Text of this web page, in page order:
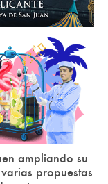
ampliando su
propuestas